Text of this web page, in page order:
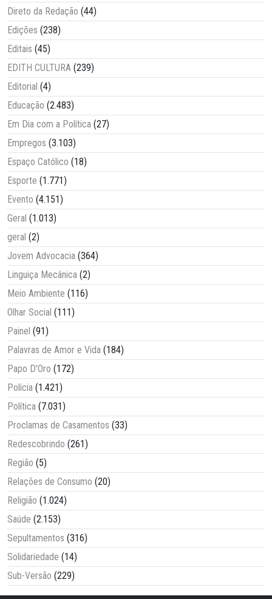
Direto da Redação (44)
Edições (238)
Editais (45)
EDITH CULTURA (239)
Editorial (4)
Educação (2.483)
Em Dia com a Política (27)
Empregos (3.103)
Espaço Católico (18)
Esporte (1.771)
Evento (4.151)
Geral (1.013)
geral (2)
Jovem Advocacia (364)
Linguiça Mecânica (2)
Meio Ambiente (116)
Olhar Social (111)
Painel (91)
Palavras de Amor e Vida (184)
Papo D'Oro (172)
Polícia (1.421)
Política (7.031)
Proclamas de Casamentos (33)
Redescobrindo (261)
Região (5)
Relações de Consumo (20)
Religião (1.024)
Saúde (2.153)
Sepultamentos (316)
Solidariedade (14)
Sub-Versão (229)